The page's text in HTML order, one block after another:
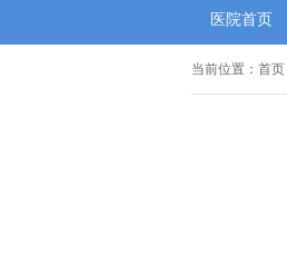
医院首页
当前位置： 首页